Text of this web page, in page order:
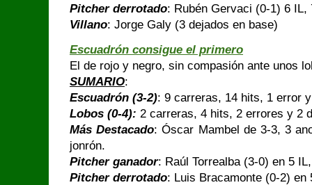
Pitcher derrotado: Rubén Gervaci (0-1) 6 IL,
Villano: Jorge Galy (3 dejados en base)
Escuadrón consigue el primero
El de rojo y negro, sin compasión ante unos
SUMARIO:
Escuadrón (3-2): 9 carreras, 14 hits, 1 error
Lobos (0-4): 2 carreras, 4 hits, 2 errores y 2
Más Destacado: Óscar Mambel de 3-3, 3
jonrón.
Pitcher ganador: Raúl Torrealba (3-0) en 5
Pitcher derrotado: Luis Bracamonte (0-2) en